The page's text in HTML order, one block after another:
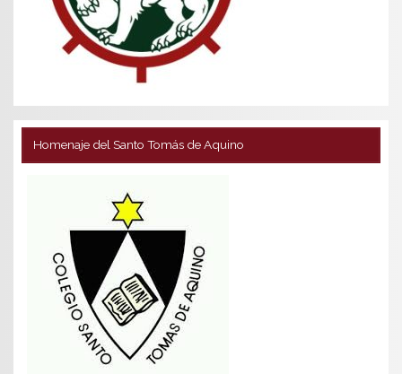
Homenaje del Santo Tomás de Aquino